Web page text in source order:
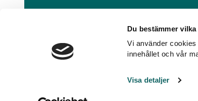
Du bestämmer
Vi använder
innehållet och vår
Visa detaljer